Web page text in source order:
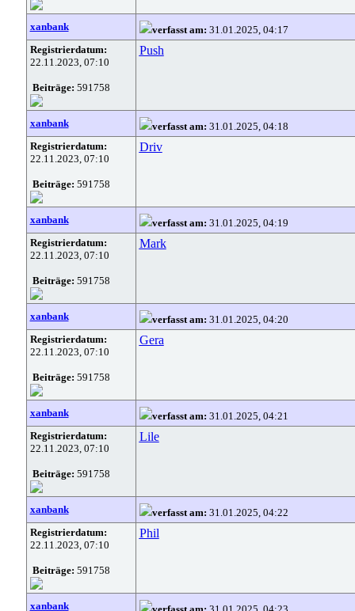
xanbank verfasst am: 31.01.2025, 04:17
Registrierdatum:
22.11.2023, 07:10
Beiträge: 591758
Push
xanbank verfasst am: 31.01.2025, 04:18
Registrierdatum:
22.11.2023, 07:10
Beiträge: 591758
Driv
xanbank verfasst am: 31.01.2025, 04:19
Registrierdatum:
22.11.2023, 07:10
Beiträge: 591758
Mark
xanbank verfasst am: 31.01.2025, 04:20
Registrierdatum:
22.11.2023, 07:10
Beiträge: 591758
Gera
xanbank verfasst am: 31.01.2025, 04:21
Registrierdatum:
22.11.2023, 07:10
Beiträge: 591758
Lile
xanbank verfasst am: 31.01.2025, 04:22
Registrierdatum:
22.11.2023, 07:10
Beiträge: 591758
Phil
xanbank